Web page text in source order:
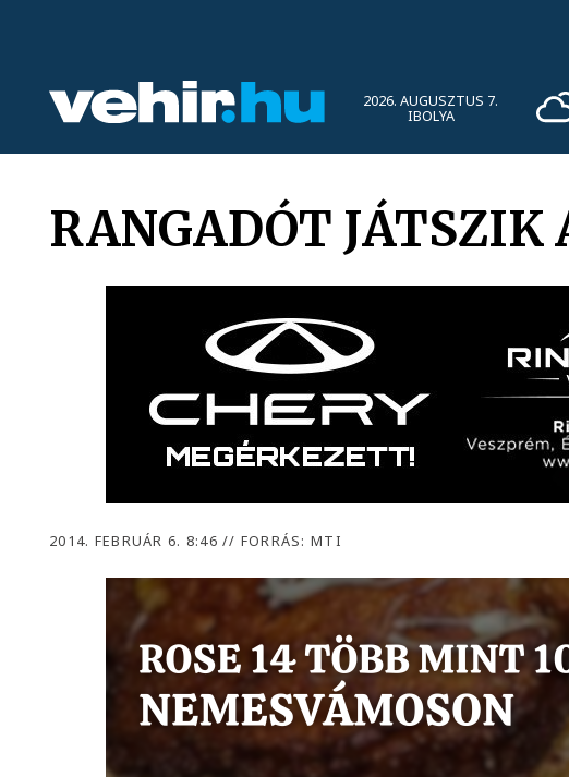
2026. AUGUSZTUS 7.
IBOLYA
RANGADÓT JÁTSZIK
2014. FEBRUÁR 6. 8:46// FORRÁS: MTI